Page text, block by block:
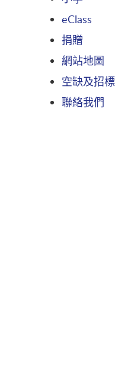
eClass
捐贈
網站地圖
空缺及招標
聯絡我們